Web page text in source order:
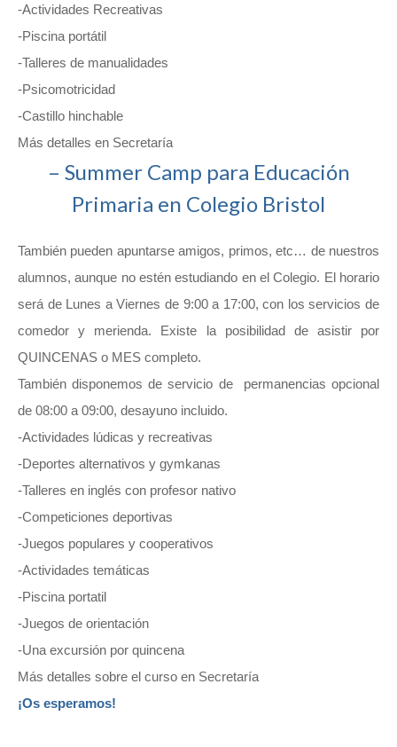
-Actividades Recreativas
-Piscina portátil
-Talleres de manualidades
-Psicomotricidad
-Castillo hinchable
Más detalles en Secretaría
– Summer Camp para Educación
Primaria en Colegio Bristol
También pueden apuntarse amigos, primos, etc… de nuestros
alumnos, aunque no estén estudiando en el Colegio. El horario
será de Lunes a Viernes de 9:00 a 17:00, con los servicios de
comedor y merienda. Existe la posibilidad de asistir por
QUINCENAS o MES completo.
También disponemos de servicio de permanencias opcional
de 08:00 a 09:00, desayuno incluido.
-Actividades lúdicas y recreativas
-Deportes alternativos y gymkanas
-Talleres en inglés con profesor nativo
-Competiciones deportivas
-Juegos populares y cooperativos
-Actividades temáticas
-Piscina portatil
-Juegos de orientación
-Una excursión por quincena
Más detalles sobre el curso en Secretaría
¡Os esperamos!